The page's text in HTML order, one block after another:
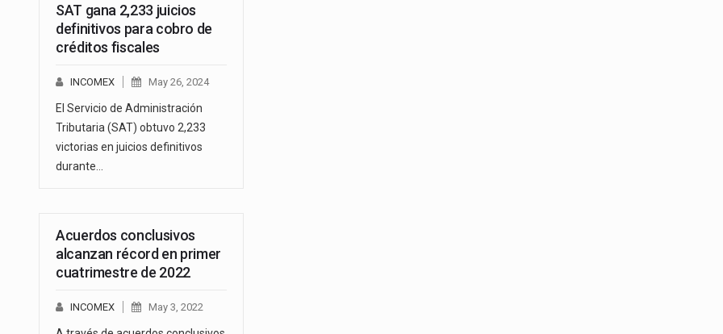
SAT gana 2,233 juicios
definitivos para cobro de
créditos fiscales
INCOMEX May 26, 2024
El Servicio de Administración
Tributaria (SAT) obtuvo 2,233
victorias en juicios definitivos
durante…
Acuerdos conclusivos
alcanzan récord en primer
cuatrimestre de 2022
INCOMEX May 3, 2022